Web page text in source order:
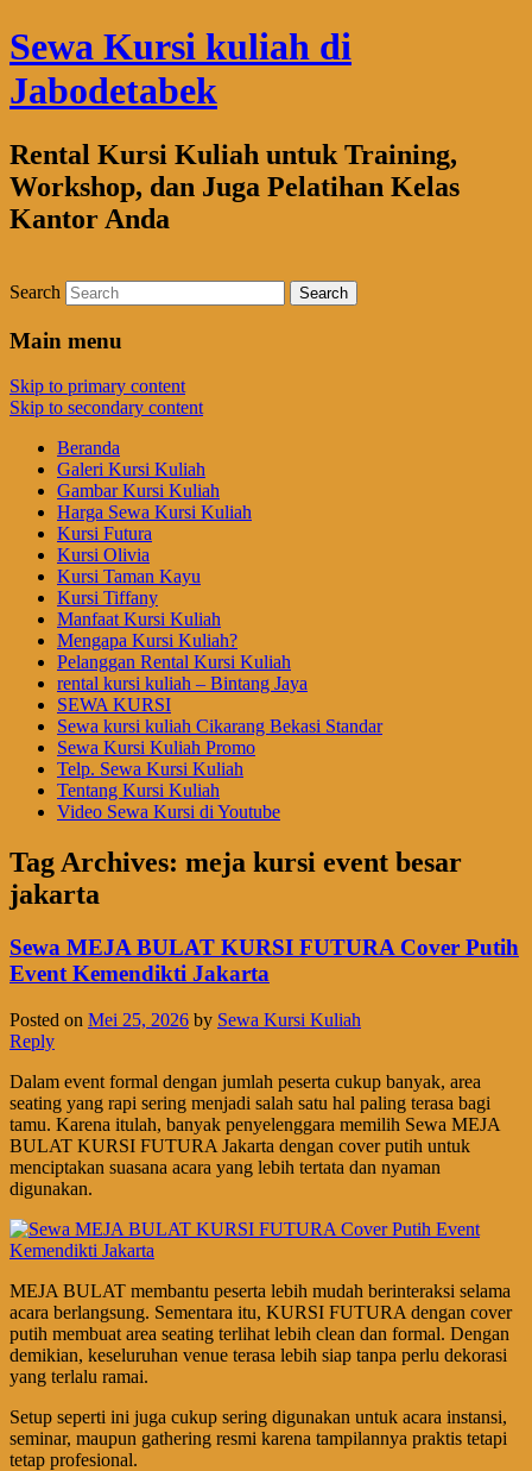
Sewa Kursi kuliah di
Jabodetabek
Rental Kursi Kuliah untuk Training,
Workshop, dan Juga Pelatihan Kelas
Kantor Anda
Search
Main menu
Skip to primary content
Skip to secondary content
Beranda
Galeri Kursi Kuliah
Gambar Kursi Kuliah
Harga Sewa Kursi Kuliah
Kursi Futura
Kursi Olivia
Kursi Taman Kayu
Kursi Tiffany
Manfaat Kursi Kuliah
Mengapa Kursi Kuliah?
Pelanggan Rental Kursi Kuliah
rental kursi kuliah – Bintang Jaya
SEWA KURSI
Sewa kursi kuliah Cikarang Bekasi Standar
Sewa Kursi Kuliah Promo
Telp. Sewa Kursi Kuliah
Tentang Kursi Kuliah
Video Sewa Kursi di Youtube
Tag Archives: meja kursi event besar
jakarta
Sewa MEJA BULAT KURSI FUTURA Cover Putih
Event Kemendikti Jakarta
Posted on Mei 25, 2026 by Sewa Kursi Kuliah
Reply
Dalam event formal dengan jumlah peserta cukup banyak, area
seating yang rapi sering menjadi salah satu hal paling terasa bagi
tamu. Karena itulah, banyak penyelenggara memilih Sewa MEJA
BULAT KURSI FUTURA Jakarta dengan cover putih untuk
menciptakan suasana acara yang lebih tertata dan nyaman
digunakan.
MEJA BULAT membantu peserta lebih mudah berinteraksi selama
acara berlangsung. Sementara itu, KURSI FUTURA dengan cover
putih membuat area seating terlihat lebih clean dan formal. Dengan
demikian, keseluruhan venue terasa lebih siap tanpa perlu dekorasi
yang terlalu ramai.
Setup seperti ini juga cukup sering digunakan untuk acara instansi,
seminar, maupun gathering resmi karena tampilannya praktis tetapi
tetap profesional.